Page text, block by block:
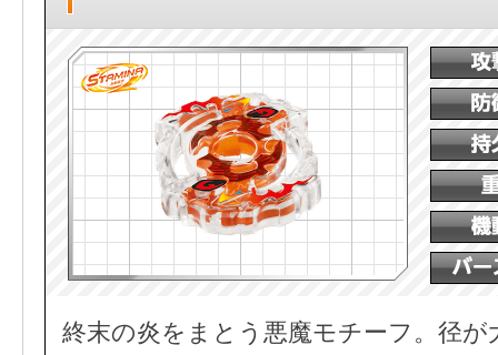
終末の炎をまとう悪魔モチーフ。径